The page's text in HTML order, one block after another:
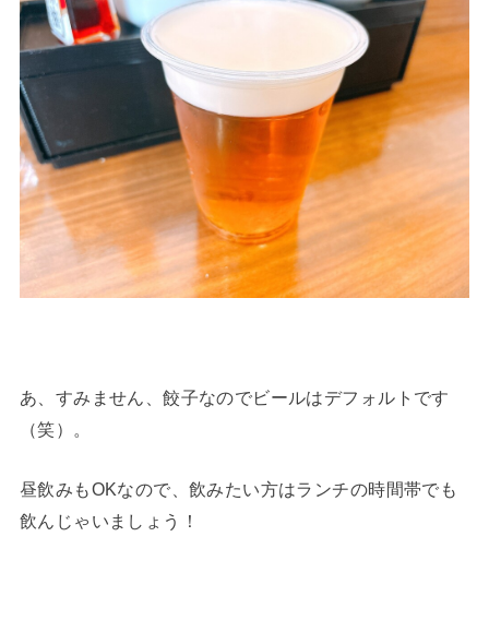
あ、すみません、餃子なのでビールはデフォルトです
（笑）。
昼飲みもOKなので、飲みたい方はランチの時間帯でも
飲んじゃいましょう！